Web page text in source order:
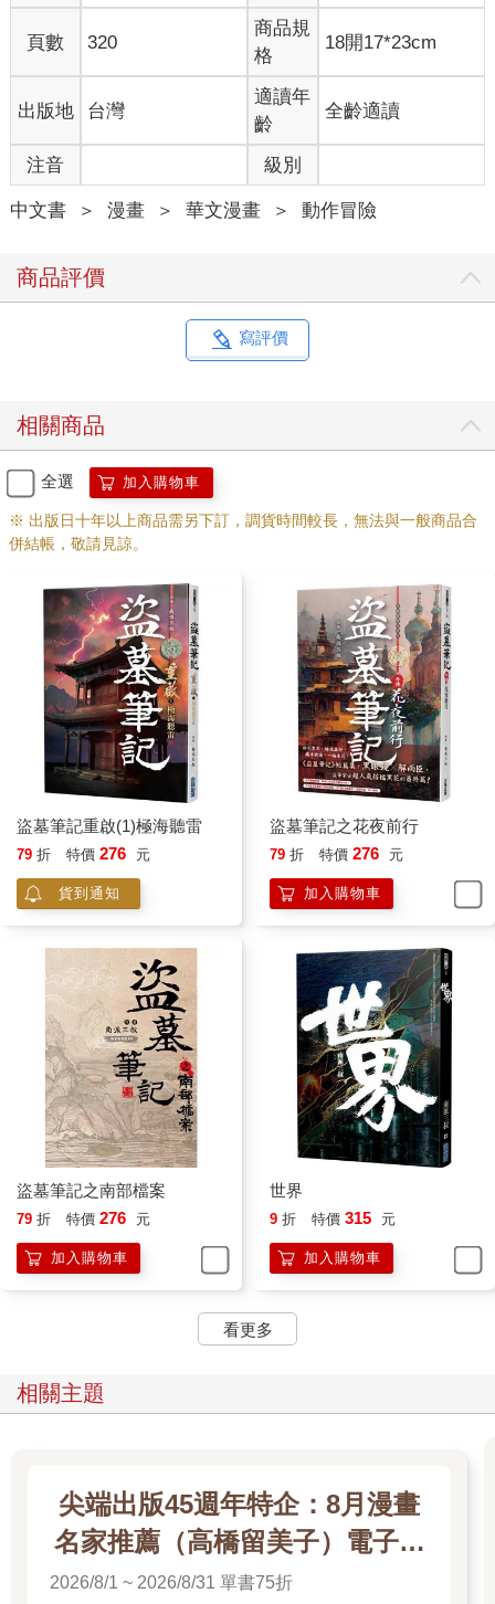
頁數 320
商品規
格
18開17*23cm
出版地 台灣
適讀年
齡
全齡適讀
注音 級別
中文書 ＞ 漫畫 ＞ 華文漫畫 ＞ 動作冒險
商品評價
寫評價
相關商品
全選 加入購物車
※ 出版日十年以上商品需另下訂，調貨時間較長，無法與一般商品合
併結帳，敬請見諒。
盜墓筆記重啟(1)極海聽雷
79 折 特價 276 元
貨到通知
盜墓筆記之花夜前行
79 折 特價 276 元
加入購物車
盜墓筆記之南部檔案
79 折 特價 276 元
加入購物車
世界
9 折 特價 315 元
加入購物車
看更多
相關主題
尖端出版45週年特企：8月漫畫
名家推薦（高橋留美子）電子書
展
2026/8/1 ~ 2026/8/31 單書75折